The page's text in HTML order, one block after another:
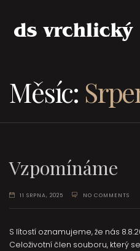
Měsíc:
Vzpomínáme
11 SRPNA, 2025 NO COMMENTS
S lítostí oznamujeme, že nás
Celoživotní člen souboru, který